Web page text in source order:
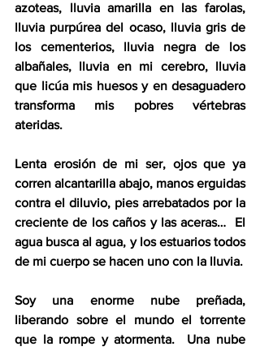
azoteas, lluvia amarilla en las farolas,
lluvia purpúrea del ocaso, lluvia gris de
los cementerios, lluvia negra de los
albañales, lluvia en mi cerebro, lluvia
que licúa mis huesos y en desaguadero
transforma mis pobres vértebras
ateridas.
Lenta erosión de mi ser, ojos que ya
corren alcantarilla abajo, manos erguidas
contra el diluvio, pies arrebatados por la
creciente de los caños y las aceras…  El
agua busca al agua, y los estuarios todos
de mi cuerpo se hacen uno con la lluvia.
Soy una enorme nube preñada,
liberando sobre el mundo el torrente
que la rompe y atormenta.  Una nube